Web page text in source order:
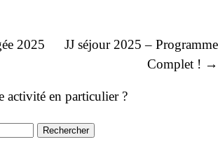
2025
JJ séjour 2025 – Programme
Complet ! →
activité en particulier ?